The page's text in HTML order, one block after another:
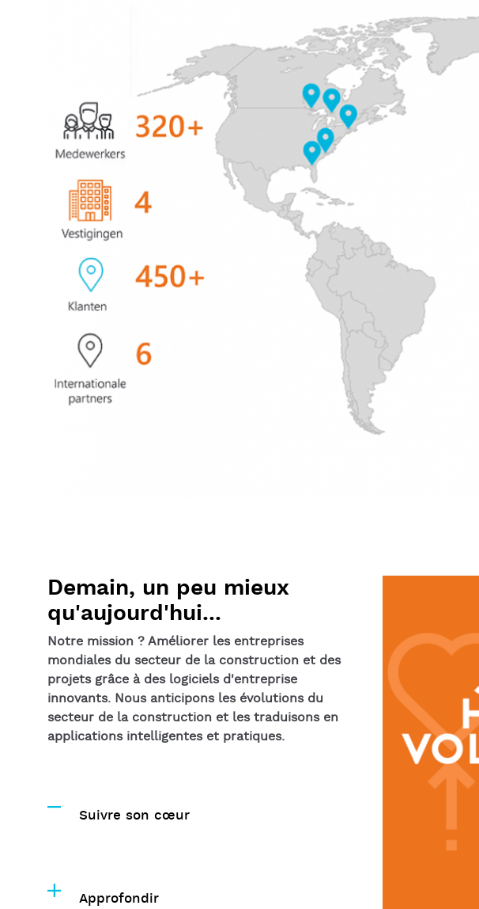
Demain, un peu mieux
qu'aujourd'hui...
Notre mission ? Améliorer les entreprises
mondiales du secteur de la construction et des
projets grâce à des logiciels d'entreprise
innovants. Nous anticipons les évolutions du
secteur de la construction et les traduisons en
applications intelligentes et pratiques.
Suivre son cœur
Approfondir